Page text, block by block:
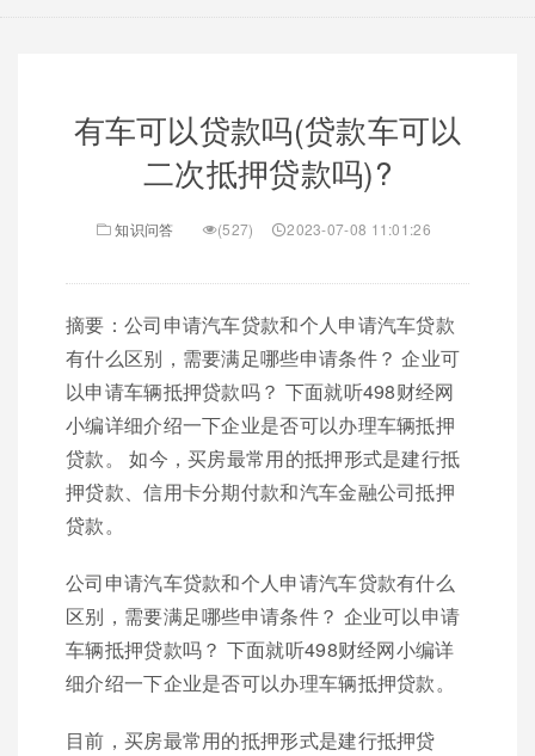
有车可以贷款吗(贷款车可以
二次抵押贷款吗)?
知识问答 (527) 2023-07-08 11:01:26
摘要：公司申请汽车贷款和个人申请汽车贷款
有什么区别，需要满足哪些申请条件？ 企业可
以申请车辆抵押贷款吗？ 下面就听498财经网
小编详细介绍一下企业是否可以办理车辆抵押
贷款。 如今，买房最常用的抵押形式是建行抵
押贷款、信用卡分期付款和汽车金融公司抵押
贷款。
公司申请汽车贷款和个人申请汽车贷款有什么
区别，需要满足哪些申请条件？ 企业可以申请
车辆抵押贷款吗？ 下面就听498财经网小编详
细介绍一下企业是否可以办理车辆抵押贷款。
目前，买房最常用的抵押形式是建行抵押贷